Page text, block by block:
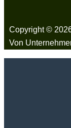
Copyright ©
Von